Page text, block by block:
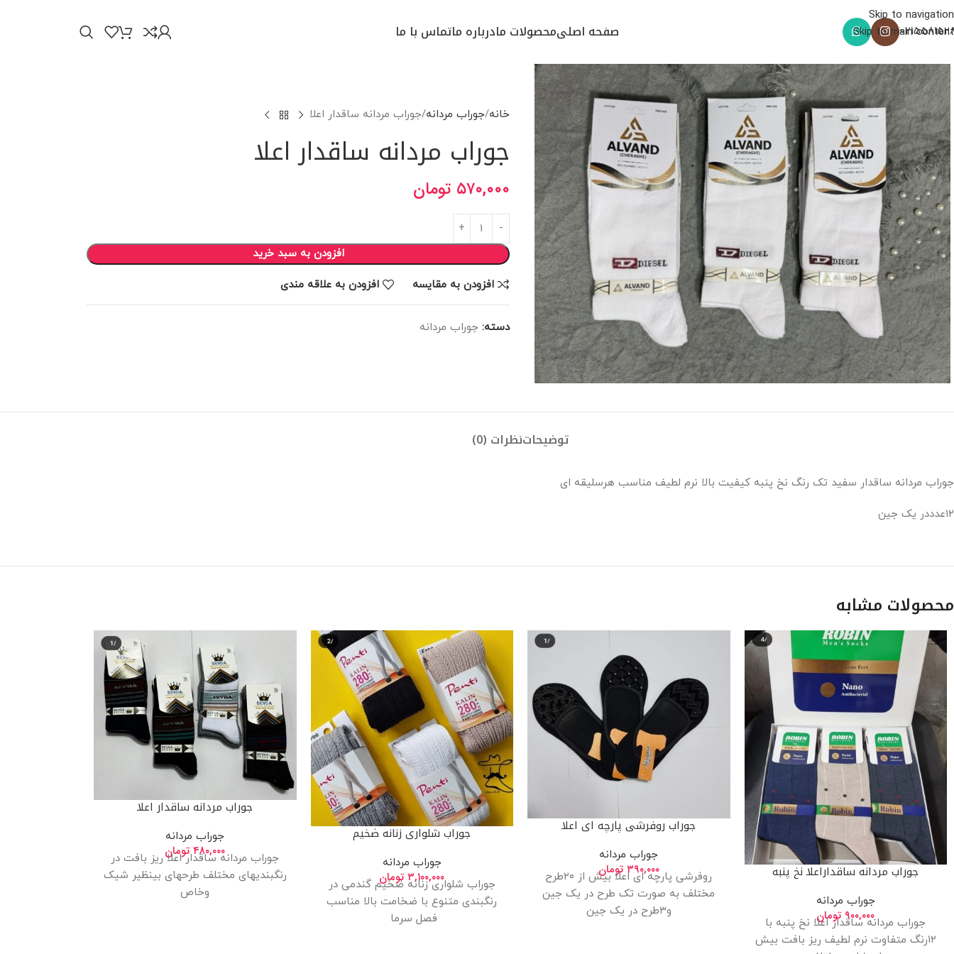
Skip to navigation
Skip to main content
صفحه اصلیمحصولات مادرباره ماتماس با ما
خانه جوراب مردانه جوراب مردانه ساقدار اعلا
جوراب مردانه ساقدار اعلا
۵۷۰,۰۰۰ تومان
افزودن به سبد خرید
افزودن به مقایسه افزودن به علاقه مندی
دسته: جوراب مردانه
توضیحاتنظرات (0)
جوراب مردانه ساقدار سفید تک رنگ نخ پنبه کیفیت بالا نرم لطیف مناسب هرسلیقه ای
۱۲عدددر یک جین
محصولات مشابه
جوراب مردانه ساقداراعلا نخ پنبه
جوراب مردانه
۹۰۰,۰۰۰ تومان
جوراب مردانه ساقدار اعلا نخ پنبه با
۱۲رنگ متفاوت نرم لطیف ریز بافت بیش
جوراب روفرشی پارچه ای اعلا
جوراب مردانه
۳۹۰,۰۰۰ تومان
روفرشی پارچه ای اعلا بیش از ۲۰طرح
مختلف به صورت تک طرح در یک جین
و۳طرح در یک جین
جوراب شلواری زنانه ضخیم
جوراب مردانه
۳,۱۰۰,۰۰۰ تومان
جوراب شلواری زنانه ضخیم گندمی در
رنگبندی متنوع با ضخامت بالا مناسب
فصل سرما
جوراب مردانه ساقدار اعلا
جوراب مردانه
۴۸۰,۰۰۰ تومان
جوراب مردانه ساقدار اعلا ریز بافت در
رنگبندیهای مختلف طرحهای بینظیر شیک
وخاص